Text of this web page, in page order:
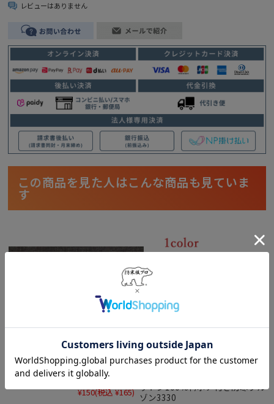
レビューはありません
この商品を見た人はこんな商品も見ていま
す
個人名刺繍
¥150(税込 ¥165) ットン100％衿ボア付き防寒ブル
ゾン3330